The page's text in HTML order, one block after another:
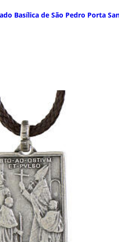
Basílica de São Pedro Porta